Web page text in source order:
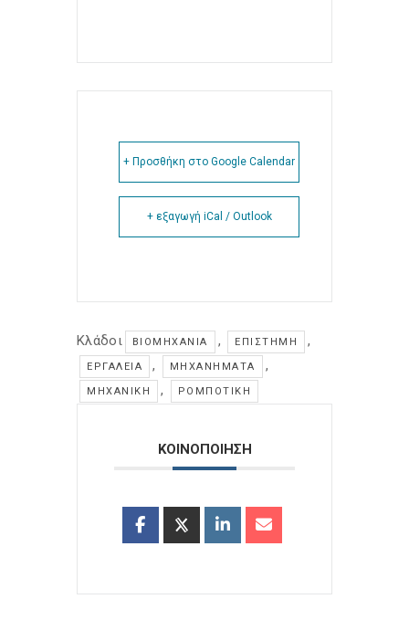
+ Προσθήκη στο Google Calendar
+ εξαγωγή iCal / Outlook
Κλάδοι ΒΙΟΜΗΧΑΝΊΑ , ΕΠΙΣΤΉΜΗ ,
ΕΡΓΑΛΕΊΑ , ΜΗΧΑΝΉΜΑΤΑ ,
ΜΗΧΑΝΙΚΉ , ΡΟΜΠΟΤΙΚΉ
ΚΟΙΝΟΠΟΙΗΣΗ